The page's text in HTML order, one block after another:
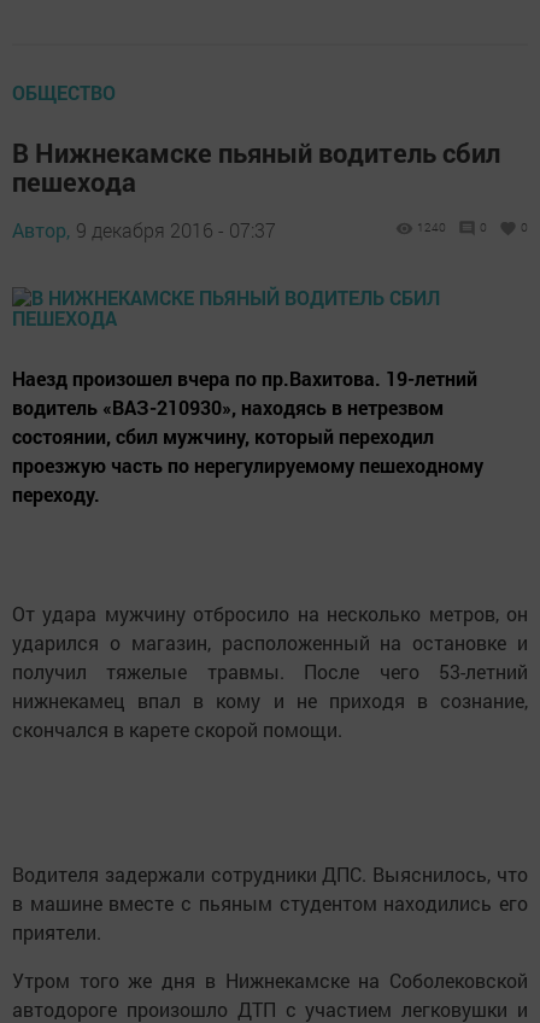
ОБЩЕСТВО
В Нижнекамске пьяный водитель сбил
пешехода
Автор, 9 декабря 2016 - 07:37 1240 0 0
Наезд произошел вчера по пр.Вахитова. 19-летний
водитель «ВАЗ-210930», находясь в нетрезвом
состоянии, сбил мужчину, который переходил
проезжую часть по нерегулируемому пешеходному
переходу.
От удара мужчину отбросило на несколько метров, он
ударился о магазин, расположенный на остановке и
получил тяжелые травмы. После чего 53-летний
нижнекамец впал в кому и не приходя в сознание,
скончался в карете скорой помощи.
Водителя задержали сотрудники ДПС. Выяснилось, что
в машине вместе с пьяным студентом находились его
приятели.
Утром того же дня в Нижнекамске на Соболековской
автодороге произошло ДТП с участием легковушки и